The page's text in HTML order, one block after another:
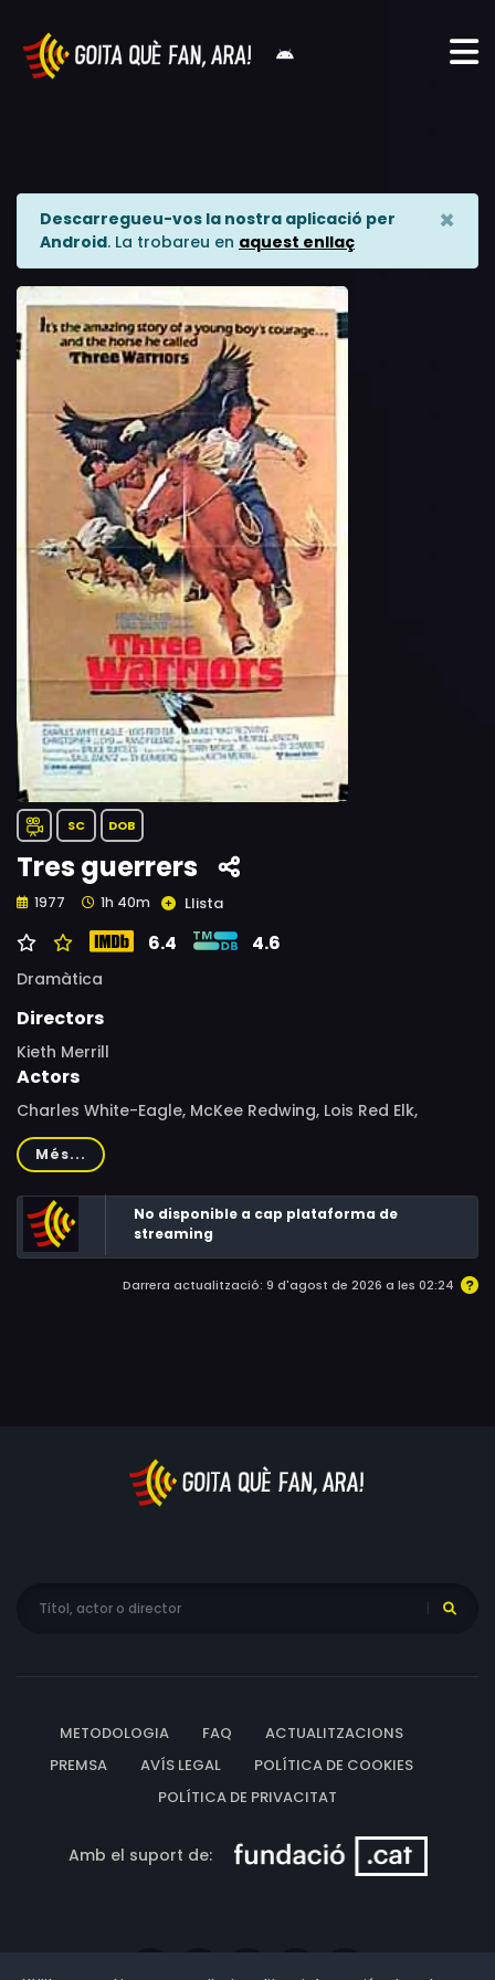
Descarregueu-vos la nostra aplicació per
Android. La trobareu en aquest enllaç
×
SC DOB
Tres guerrers
1977 1h 40m Llista
6.4 4.6
Dramàtica
Directors
Kieth Merrill
Actors
Charles White-Eagle, McKee Redwing, Lois Red Elk,
Christopher Lloyd, Randy Quaid
Més...
No disponible a cap plataforma de
streaming
Darrera actualització: 9 d'agost de 2026 a les 02:24
METODOLOGIA FAQ
ACTUALITZACIONS
PREMSA
AVÍS LEGAL
POLÍTICA DE COOKIES
POLÍTICA DE PRIVACITAT
Amb el suport de: